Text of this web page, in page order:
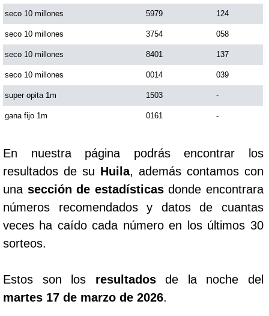
Saman de la suerte
Sinuano Día
Sinuano Noche
seco 10 millones 5979 124
seco 10 millones 3754 058
seco 10 millones 8401 137
seco 10 millones 0014 039
super opita 1m 1503 -
gana fijo 1m 0161 -
En nuestra página podrás encontrar los
resultados de su Huila, además contamos con
una sección de estadísticasdonde encontrara
números recomendados y datos de cuantas
veces ha caído cada número en los últimos 30
sorteos.
Estos son los resultadosde la noche del
martes 17 de marzo de 2026.